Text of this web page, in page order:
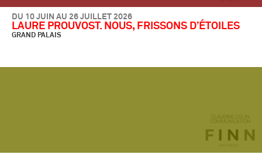
DU 10 JUIN AU 26 JUILLET 2026
LAURE PROUVOST. NOUS, FRISSONS D’ÉTOILES
GRAND PALAIS